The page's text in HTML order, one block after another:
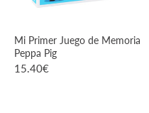
Mi Primer Juego de Memoria
Peppa Pig
15.40€